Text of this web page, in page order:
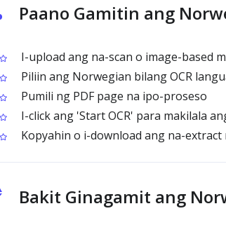
Paano Gamitin ang
I-upload ang na-scan o image-based
Piliin ang Norwegian bilang OCR
Pumili ng PDF page na ipo-proseso
I-click ang 'Start OCR' para makilala
Kopyahin o i-download ang na-
Bakit Ginagamit ang